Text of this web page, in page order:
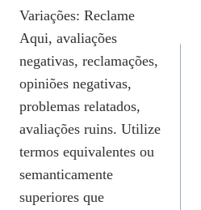
Variações: Reclame
Aqui, avaliações
negativas, reclamações,
opiniões negativas,
problemas relatados,
avaliações ruins. Utilize
termos equivalentes ou
semanticamente
superiores que